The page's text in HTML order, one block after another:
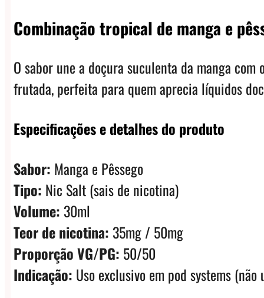
Combinação tropical de manga e
O sabor une a doçura suculenta da manga
frutada, perfeita para quem aprecia líquidos
Especificações e detalhes do produto
Sabor: Manga e Pêssego
Tipo: Nic Salt (sais de nicotina)
Volume: 30ml
Teor de nicotina: 35mg / 50mg
Proporção VG/PG: 50/50
Indicação: Uso exclusivo em pod systems